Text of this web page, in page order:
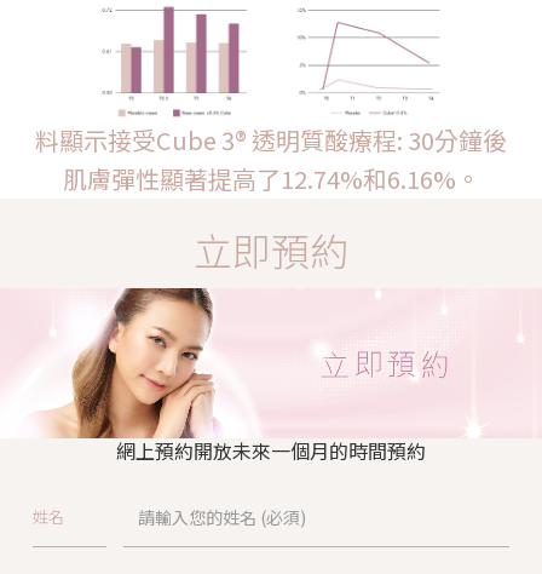
料顯示接受Cube 3® 透明質酸療程: 30分鐘後
肌膚彈性顯著提高了12.74%和6.16%。
立即預約
網上預約開放未來一個月的時間預約
姓名